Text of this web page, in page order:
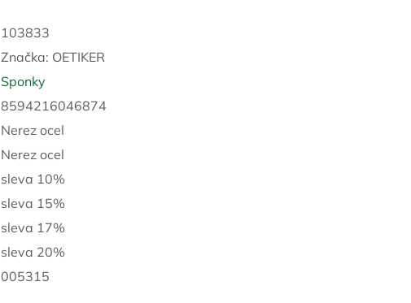
103833
Značka: OETIKER
Sponky
8594216046874
Nerez ocel
Nerez ocel
sleva 10%
sleva 15%
sleva 17%
sleva 20%
005315